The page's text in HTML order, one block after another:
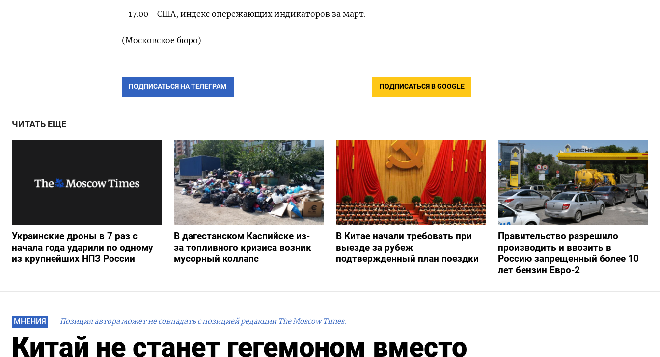
- 17.00 - США, индекс опережающих индикаторов за март.
(Московское бюро)
ПОДПИСАТЬСЯ НА ТЕЛЕГРАМ ПОДПИСАТЬСЯ В GOOGLE
ЧИТАТЬ ЕЩЕ
Украинские дроны в 7 раз с
начала года ударили по одному
из крупнейших НПЗ России
В дагестанском Каспийске из-
за топливного кризиса возник
мусорный коллапс
В Китае начали требовать при
выезде за рубеж
подтвержденный план поездки
Правительство разрешило
производить и ввозить в
Россию запрещенный более 10
лет бензин Евро-2
МНЕНИЯ Позиция автора может не совпадать с позицией редакции The Moscow Times.
Китай не станет гегемоном вместо